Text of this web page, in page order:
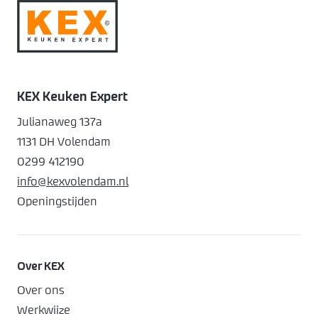
Over KEX
Over ons
Werkwijze
KEX Keuken Expert
Julianaweg 137a
1131 DH Volendam
0299 412190
info@kexvolendam.nl
Openingstijden